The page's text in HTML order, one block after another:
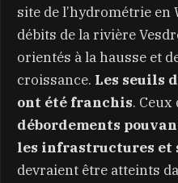
site de l’hydrométrie en
débits de la rivière
orientés à la hausse et
croissance. Les seuils
ont été franchis. Ceux
débordements
les infrastructures et
devraient être atteints